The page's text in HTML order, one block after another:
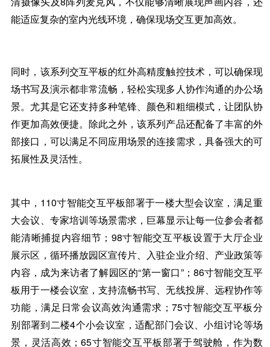
能适应复杂的室内光线环境，确保现场交互更加高效。
同时，该系列交互平板的红外高精度触控技术，可以确保现
场书写及演示都非常流畅，轻松实现多人协作沟通的办公场
景。尤其是它还支持多种笔锋、颜色和粗细模式，让团队协
作更加高效便捷。除此之外，该系列产品还配备了丰富的外
部接口 ，可以满足不同应用场景的连接需求，具备强大的可
拓展性及灵活性。
其中， 110寸智能交互平板部署于一楼大型会议室，满足重
大会议、专家培训等场景需求，巨幕显示让每一位参会者都
能清晰捕捉内容细节； 98寸智能交互平板设置于大厅企业
展示区，循环播放园区宣传片、入驻企业介绍、产业政策等
内容，成为来访者了解园区的“第一窗口”； 86寸智能交互平
板用于一楼会议室，支持流畅书写、无线投屏、远程协作等
功能，满足日常会议高效沟通需求； 75寸智能交互平板分
别部署到二楼4个小会议室，适配部门会议、小组讨论等场
景，灵活高效；65寸智能交互平板部署于驾驶舱，作为数